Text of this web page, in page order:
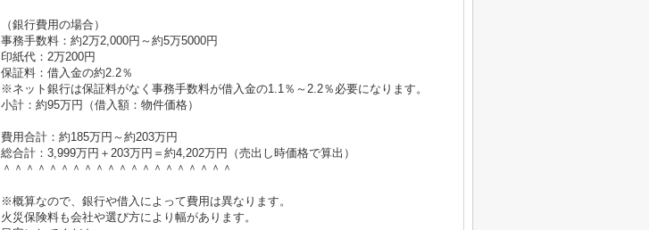
（銀行費用の場合）
事務手数料：約2万2,000円～約5万5000円
印紙代：2万200円
保証料：借入金の約2.2％
※ネット銀行は保証料がなく事務手数料が借入金の1.1％～2.2％必要になります。
小計：約95万円（借入額：物件価格）
費用合計：約185万円～約203万円
総合計：3,999万円＋203万円＝約4,202万円（売出し時価格で算出）
＾＾＾＾＾＾＾＾＾＾＾＾＾＾＾＾＾＾＾＾
※概算なので、銀行や借入によって費用は異なります。
火災保険料も会社や選び方により幅があります。